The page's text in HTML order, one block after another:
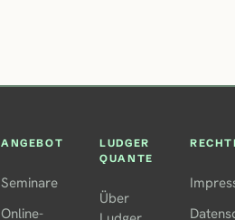
ANGEBOT
Seminare
Online-
LUDGER
QUANTE
Über